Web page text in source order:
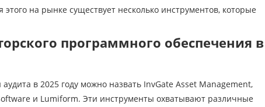
на рынке существует несколько инструментов, которые
программного обеспечения в
в 2025 году можно назвать InvGate Asset Management,
и Lumiform. Эти инструменты охватывают различные